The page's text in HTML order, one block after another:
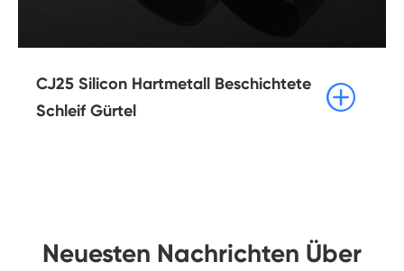
CJ25 Silicon Hartmetall Beschichtete
Schleif Gürtel

Neuesten Nachrichten Über